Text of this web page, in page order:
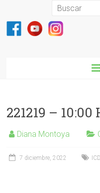
221219 – 10:00
Diana Montoya
7 diciembre, 2022